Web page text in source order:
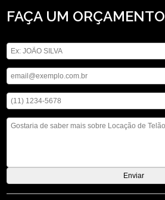
FAÇA UM ORÇAMENTO